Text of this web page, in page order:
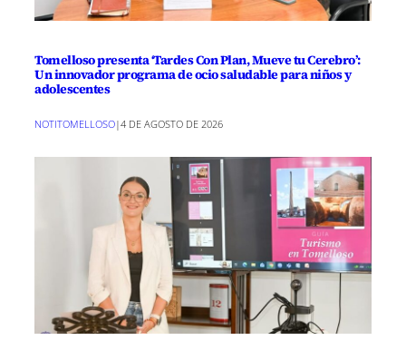
Tomelloso presenta ‘Tardes Con Plan, Mueve tu Cerebro’:
Un innovador programa de ocio saludable para niños y
adolescentes
NOTITOMELLOSO|4 DE AGOSTO DE 2026